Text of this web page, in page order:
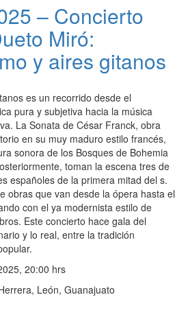
– Concierto
Miró:
y aires gitanos
es un recorrido desde el
pura y subjetiva hacia la música
La Sonata de César Franck, obra
en su muy maduro estilo francés,
sonora de los Bosques de Bohemia
toman la escena tres de
españoles de la primera mitad del s.
obras que van desde la ópera hasta el
con el ya modernista estilo de
Este concierto hace gala del
y lo real, entre la tradición
20:00 hrs
León, Guanajuato